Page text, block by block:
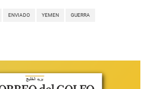
ENVIADO YEMEN GUERRA